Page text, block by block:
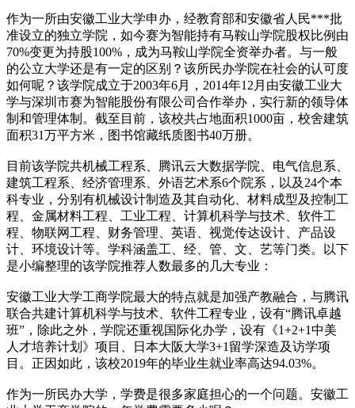
作为一所由安徽工业大学申办，经教育部和安徽省人民***批
准设立的独立学院，如今赛为智能持有马鞍山学院股权比例由
70%变更为持股100%，成为马鞍山学院全资举办者。与一般
的公立大学还是有一定的区别？该所民办学院在社会的认可度
如何呢？该学院成立于2003年6月，2014年12月由安徽工业大
学与深圳市赛为智能股份有限公司合作举办，实行新的领导体
制和管理体制。截至目前，该校共占地面积1000亩，校舍建筑
面积31万平方米，图书馆藏纸质图书40万册。
目前该学院共机械工程系、腾讯云大数据学院、电气信息系、
建筑工程系、经济管理系、外语艺术系6个院系，以及24个本
科专业，分别有机械设计制造及其自动化、材料成型及控制工
程、金属材料工程、工业工程、计算机科学与技术、软件工
程、物联网工程、财务管理、英语、视觉传达设计、产品设
计、环境设计等。学科涵盖工、经、管、文、艺等门类。以下
是小编整理的该学院推荐人数最多的几大专业：
安徽工业大学工商学院最大的特点就是加强产教融合，与腾讯
联合共建计算机科学与技术、软件工程专业，设有“腾讯卓越
班”，除此之外，学院还重视国际化办学，设有《1+2+1中美
人才培养计划》项目、日本大阪大学3+1留学深造及访学项
目。正因如此，该校2019年的毕业生就业率高达94.03%。
作为一所民办大学，学费是很多家庭担心的一个问题。安徽工